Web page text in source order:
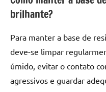
brilhante?
Para manter a base de
deve-se limpar
úmido, evitar o contato
agressivos e guardar